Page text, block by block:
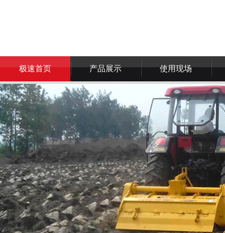
极速首页 产品展示 使用现场